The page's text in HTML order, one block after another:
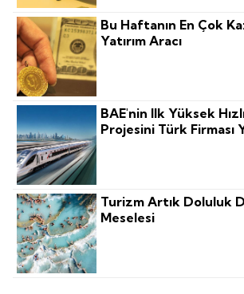
Bu Haftanın En Çok
Yatırım Aracı
BAE'nin Ilk Yüksek
Projesini Türk Firması
Turizm Artık Doluluk
Meselesi